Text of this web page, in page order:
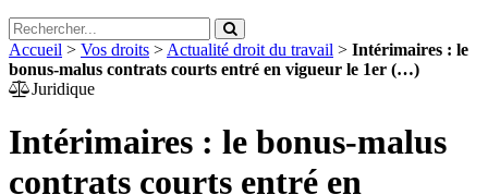
Accueil > Vos droits > Actualité droit du travail > Intérimaires : le
bonus-malus contrats courts entré en vigueur le 1er (…)
Juridique
Intérimaires : le bonus-malus
contrats courts entré en